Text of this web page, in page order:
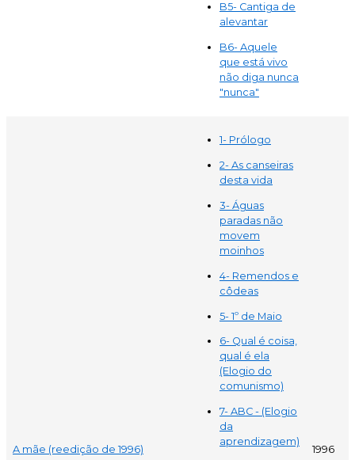
B5- Cantiga de
alevantar
B6- Aquele
que está vivo
não diga nunca
"nunca"
A mãe (reedição de 1996)
1- Prólogo
2- As canseiras
desta vida
3- Águas
paradas não
movem
moinhos
4- Remendos e
côdeas
5- 1º de Maio
6- Qual é coisa,
qual é ela
(Elogio do
comunismo)
7- ABC - (Elogio
da
aprendizagem)
1996